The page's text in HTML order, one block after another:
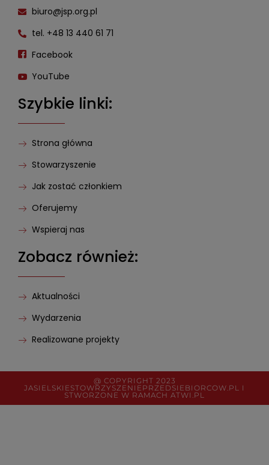
biuro@jsp.org.pl
tel. +48 13 440 61 71
Facebook
YouTube
Szybkie linki:
Strona główna
Stowarzyszenie
Jak zostać członkiem
Oferujemy
Wspieraj nas
Zobacz również:
Aktualności
Wydarzenia
Realizowane projekty
@ COPYRIGHT 2023
JASIELSKIESTOWRZYSZENIEPRZEDSIEBIORCOW.PL I
STWORZONE W RAMACH ATWI.PL